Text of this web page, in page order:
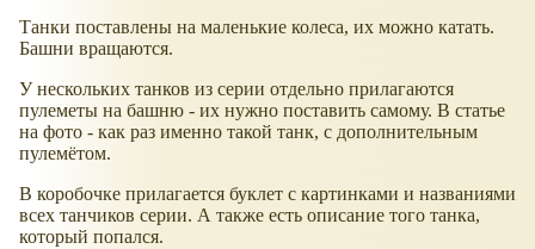
Танки поставлены на маленькие колеса, их можно катать.
Башни вращаются.
У нескольких танков из серии отдельно прилагаются
пулеметы на башню - их нужно поставить самому. В статье
на фото - как раз именно такой танк, с дополнительным
пулемётом.
В коробочке прилагается буклет с картинками и названиями
всех танчиков серии. А также есть описание того танка,
который попался.